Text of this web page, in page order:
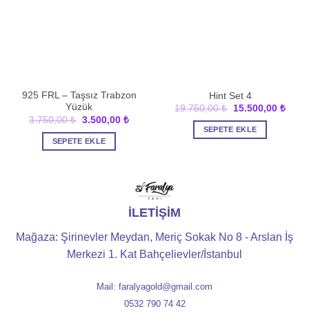
925 FRL – Taşsız Trabzon
Yüzük
3.750,00₺ Orijinal
3.750,00 ₺.
3.500,00 ₺Şu
SEPETE EKLE
Hint Set 4
19.750,00₺
Orijinal
19.750,00 ₺.
15.500,00 ₺Şu
SEPETE EKLE
İLETİŞİM
Mağaza: Şirinevler Meydan, Meriç Sokak No 8 - Arslan İş
Merkezi 1. Kat Bahçelievler/İstanbul
Mail: faralyagold@gmail.com
0532 790 74 42